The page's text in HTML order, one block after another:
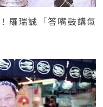
羅瑞誠「答嘴鼓講氣